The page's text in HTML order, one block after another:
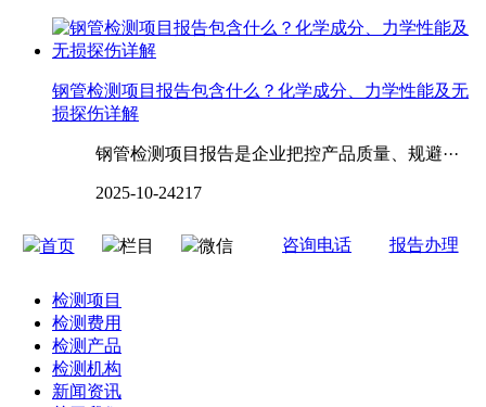
钢管检测项目报告包含什么？化学成分、力学性能及无
损探伤详解
钢管检测项目报告是企业把控产品质量、规避···
2025-10-24217
首页 栏目 微信 咨询电话 报告办理
检测项目
检测费用
检测产品
检测机构
新闻资讯